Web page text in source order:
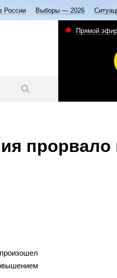
России Выборы — 2026
Прямой
прорвало